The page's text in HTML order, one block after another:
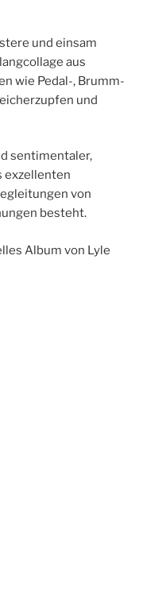
und einsam
aus
wie Pedal-, Brumm-
und
sentimentaler,
exzellenten
von
besteht.
Album von Lyle